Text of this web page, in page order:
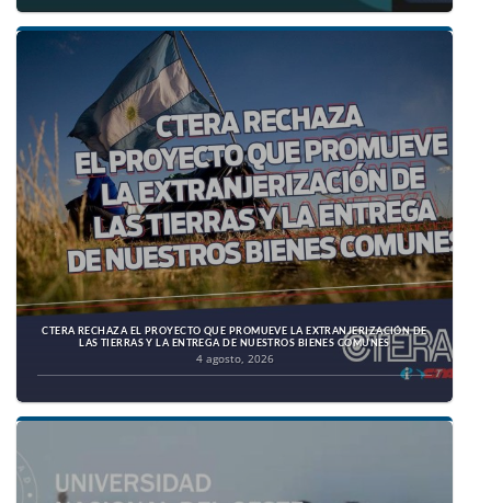
CTERA RECHAZA EL PROYECTO QUE PROMUEVE LA EXTRANJERIZACIÓN DE
LAS TIERRAS Y LA ENTREGA DE NUESTROS BIENES COMUNES
4 agosto, 2026